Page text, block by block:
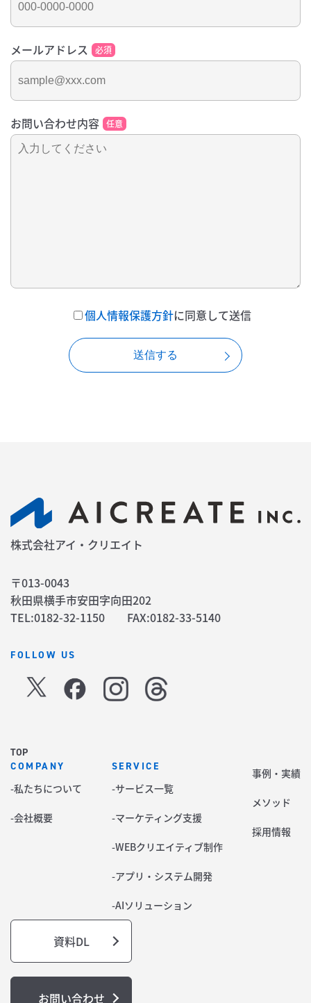
メールアドレス 必須
お問い合わせ内容 任意
個人情報保護方針に同意して送信
株式会社アイ・クリエイト
〒013-0043
秋田県横手市安田字向田202
TEL:0182-32-1150 FAX:0182-33-5140
FOLLOW US
TOP
COMPANY
-私たちについて
-会社概要
SERVICE
-サービス一覧
-マーケティング支援
-WEBクリエイティブ制作
-アプリ・システム開発
-AIソリューション
事例・実績
メソッド
採用情報
資料DL
お問い合わせ